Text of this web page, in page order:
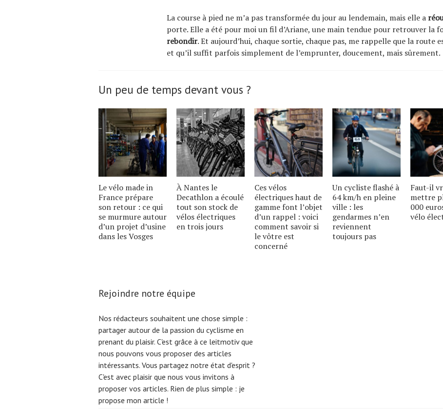
La course à pied ne m’a pas transformée du jour au lendemain, mais elle a
porte. Elle a été pour moi un fil d’Ariane, une main tendue pour retrouver la
rebondir. Et aujourd’hui, chaque sortie, chaque pas, me rappelle que la route
et qu’il suffit parfois simplement de l’emprunter, doucement, mais sûrement.
Un peu de temps devant vous ?
Le vélo made in
France prépare
son retour : ce qui
se murmure autour
dʼun projet dʼusine
dans les Vosges
À Nantes le
Decathlon a écoulé
tout son stock de
vélos électriques
en trois jours
Ces vélos
électriques haut de
gamme font lʼobjet
dʼun rappel : voici
comment savoir si
le vôtre est
concerné
Un cycliste flashé à
64 km/h en pleine
ville : les
gendarmes nʼen
reviennent
toujours pas
Faut-il
mettre
000
vélo
Rejoindre notre équipe
Nos rédacteurs souhaitent une chose simple :
partager autour de la passion du cyclisme en
prenant du plaisir. C'est grâce à ce leitmotiv que
nous pouvons vous proposer des articles
intéressants. Vous partagez notre état d'esprit ?
C'est avec plaisir que nous vous invitons à
proposer vos articles. Rien de plus simple : je
propose mon article !